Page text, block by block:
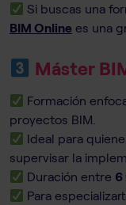
Si buscas una
BIM Online es una
Máster
Formación
proyectos BIM.
Ideal para
supervisar la
Duración entre 6
Para